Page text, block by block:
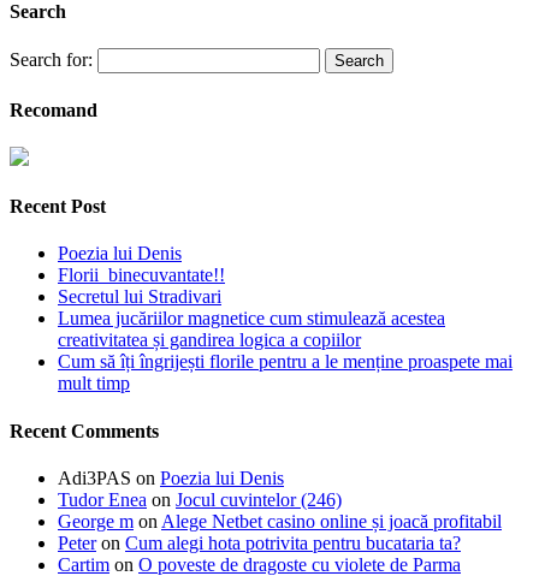
Search
Search for:
Recomand
Recent Post
Poezia lui Denis
Florii binecuvantate!!
Secretul lui Stradivari
Lumea jucăriilor magnetice cum stimulează acestea
creativitatea și gandirea logica a copiilor
Cum să îți îngrijești florile pentru a le menține proaspete mai
mult timp
Recent Comments
Adi3PAS on Poezia lui Denis
Tudor Enea on Jocul cuvintelor (246)
George m on Alege Netbet casino online și joacă profitabil
Peteron Cum alegi hota potrivita pentru bucataria ta?
Cartim on O poveste de dragoste cu violete de Parma